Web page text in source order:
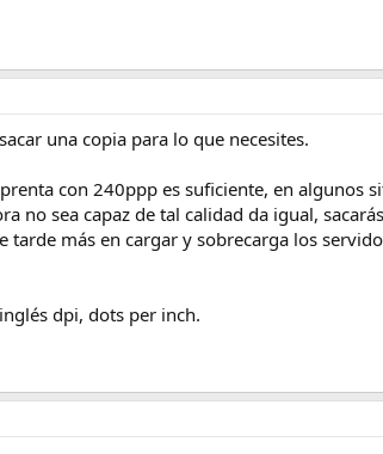
una copia para lo que necesites.
con 240ppp es suficiente, en algunos
no sea capaz de tal calidad da igual,
más en cargar y sobrecarga los
dpi, dots per inch.